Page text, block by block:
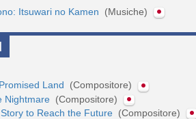
Itsuwari no Kamen (Musiche)
Land
(Compositore)
Nightmare (Compositore)
to Reach the Future (Compositore)